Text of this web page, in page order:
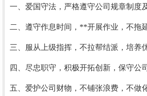
一、爱国守法， 严格遵守公司规章制度
二、遵守作息时间，**开展作业，不拖
三、服从上级指挥，不拉帮结派，培养
四、尽忠职守，积极开拓创新，保守公
五、爱护公司财物，不铺张浪费，不做